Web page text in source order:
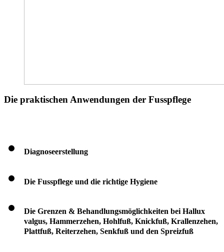
Die praktischen Anwendungen der Fusspflege
Diagnoseerstellung
Die Fusspflege und die richtige Hygiene
Die Grenzen & Behandlungsmöglichkeiten bei Hallux
valgus, Hammerzehen, Hohlfuß, Knickfuß, Krallenzehen,
Plattfuß, Reiterzehen, Senkfuß und den Spreizfuß